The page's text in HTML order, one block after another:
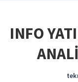
INFO